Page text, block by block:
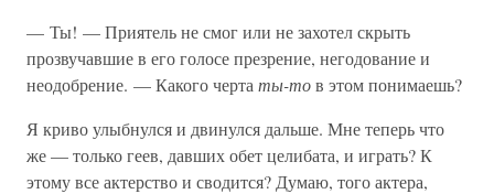
— Ты! — Приятель не смог или не захотел скрыть
прозвучавшие в его голосе презрение, негодование и
неодобрение. — Какого черта ты-тов этом понимаешь?
Я криво улыбнулся и двинулся дальше. Мне теперь что
же — только геев, давших обет целибата, и играть? К
этому все актерство и сводится? Думаю, того актера,